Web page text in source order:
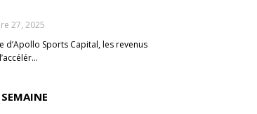
27, 2025
d’Apollo Sports Capital, les revenus